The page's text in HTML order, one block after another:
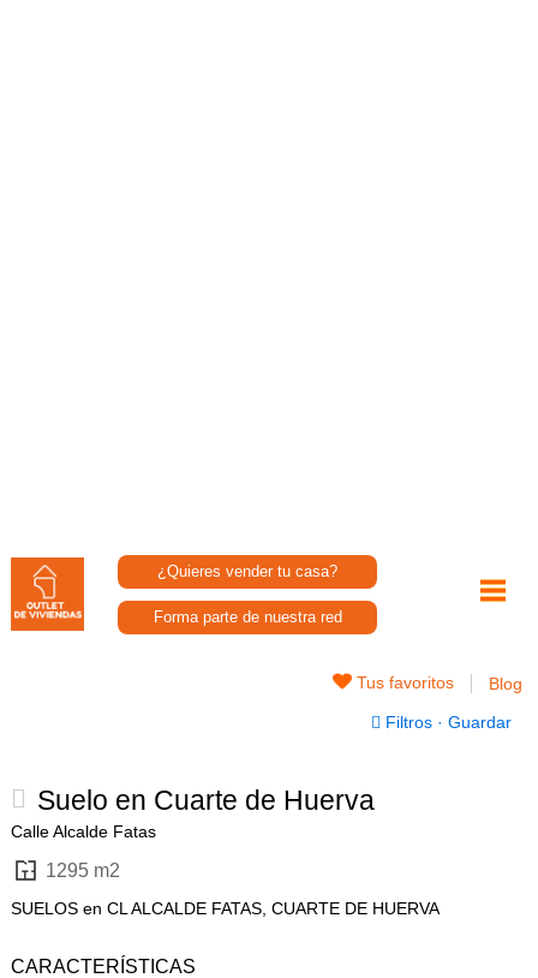
¿Quieres vender tu casa?
Forma parte de nuestra red
Tus favoritos
Blog
· Guardar
Filtros
Suelo en Cuarte de Huerva
Calle Alcalde Fatas
1295 m2
SUELOS en CL ALCALDE FATAS, CUARTE DE HUERVA
CARACTERÍSTICAS